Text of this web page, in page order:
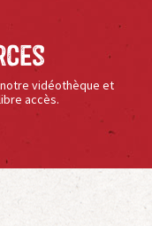
vidéothèque et
accès.